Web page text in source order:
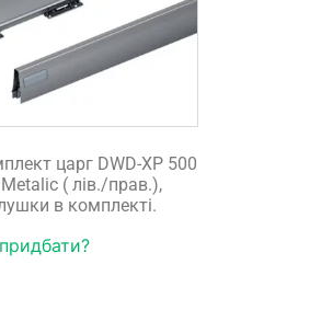
царг DWD-XP 500
( лів./прав.),
в комплекті.